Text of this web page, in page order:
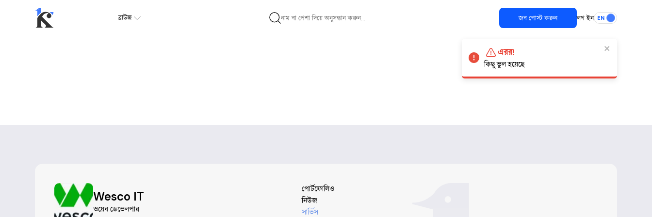
ব্রাউজ জব পোস্ট করুন লগ ইন EN
Wesco IT
ওয়েব ডেভেলপার
পোর্টফোলিও
নিউজ
সার্ভিস
এরর!
কিছু ভুল হয়েছে